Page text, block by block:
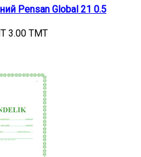
Pensan Global 21 0.5
3.00 TMT